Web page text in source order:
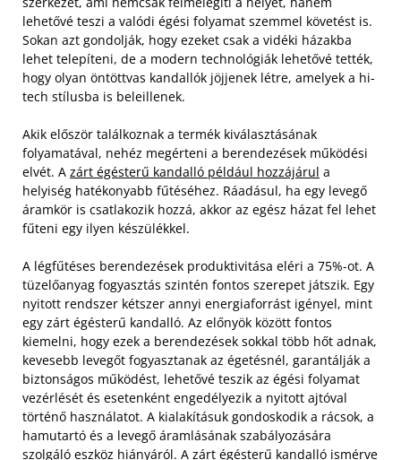
lehetővé teszi a valódi égési folyamat szemmel követést is.
Sokan azt gondolják, hogy ezeket csak a vidéki házakba
lehet telepíteni, de a modern technológiák lehetővé tették,
hogy olyan öntöttvas kandallók jöjjenek létre, amelyek a hi-
tech stílusba is beleillenek.
Akik először találkoznak a termék kiválasztásának
folyamatával, nehéz megérteni a berendezések működési
elvét. A zárt égésterű kandalló például hozzájárul a
helyiség hatékonyabb fűtéséhez. Ráadásul, ha egy levegő
áramkör is csatlakozik hozzá, akkor az egész házat fel lehet
fűteni egy ilyen készülékkel.
A légfűtéses berendezések produktivitása eléri a 75%-ot. A
tüzelőanyag fogyasztás szintén fontos szerepet játszik. Egy
nyitott rendszer kétszer annyi energiaforrást igényel, mint
egy zárt égésterű kandalló. Az előnyök között fontos
kiemelni, hogy ezek a berendezések sokkal több hőt adnak,
kevesebb levegőt fogyasztanak az égetésnél, garantálják a
biztonságos működést, lehetővé teszik az égési folyamat
vezérlését és esetenként engedélyezik a nyitott ajtóval
történő használatot. A kialakításuk gondoskodik a rácsok, a
hamutartó és a levegő áramlásának szabályozására
szolgáló eszköz hiányáról. A zárt égésterű kandalló ismérve